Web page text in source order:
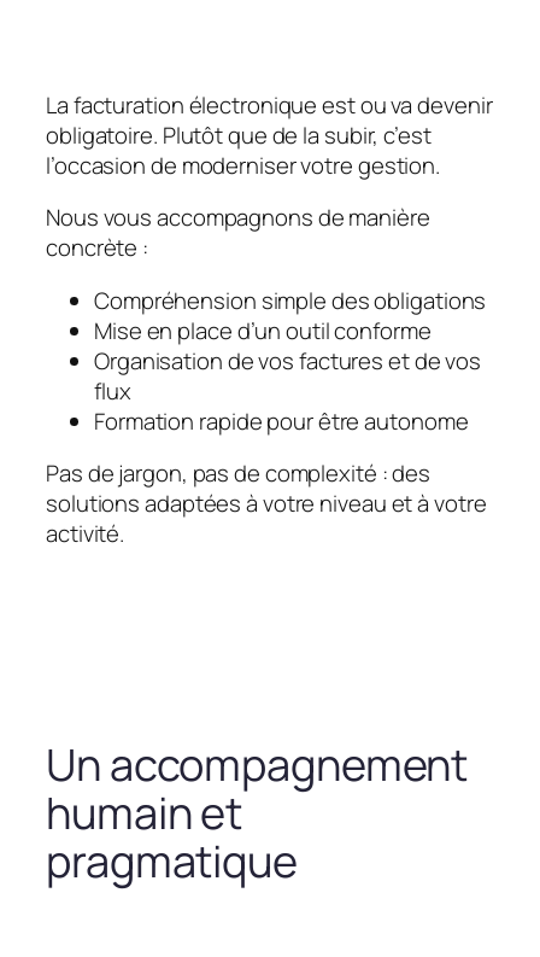
La facturation électronique est ou va devenir
obligatoire. Plutôt que de la subir, c’est
l’occasion de moderniser votre gestion.
Nous vous accompagnons de manière
concrète :
Compréhension simple des obligations
Mise en place d’un outil conforme
Organisation de vos factures et de vos
flux
Formation rapide pour être autonome
Pas de jargon, pas de complexité : des
solutions adaptées à votre niveau et à votre
activité.
Un accompagnement
humain et
pragmatique